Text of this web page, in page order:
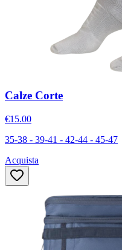
Calze Corte
€15.00
35-38 - 39-41 - 42-44 - 45-47
Acquista